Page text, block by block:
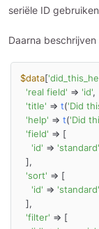
seriële ID
Daarna
$data[
'real field' => 'id',
'title' => t('Did
'help' => t('Did
'field' => [
'id' => 'standard'
'sort' => [
'id' => 'standard'
'filter' => [